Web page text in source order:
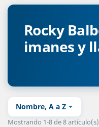
Rocky
imanes y
Nombre, A a Z 
Mostrando 1-8 de 8 artículo(s)